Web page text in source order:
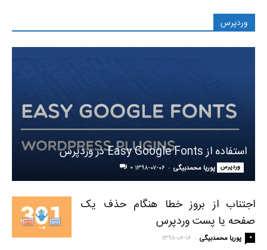
وردپرس
استفاده از Easy Google Fonts در وردپرس
وردپرس پوریا محمدبیگی - ۱۳۹۸-۰۷-۰۶ ۰
اجتناب از بروز خطا هنگام حذف یک
صفحه یا پست وردپرس
پوریا محمدبیگی - ۱۳۹۸-۰۶-۱۶ ۰